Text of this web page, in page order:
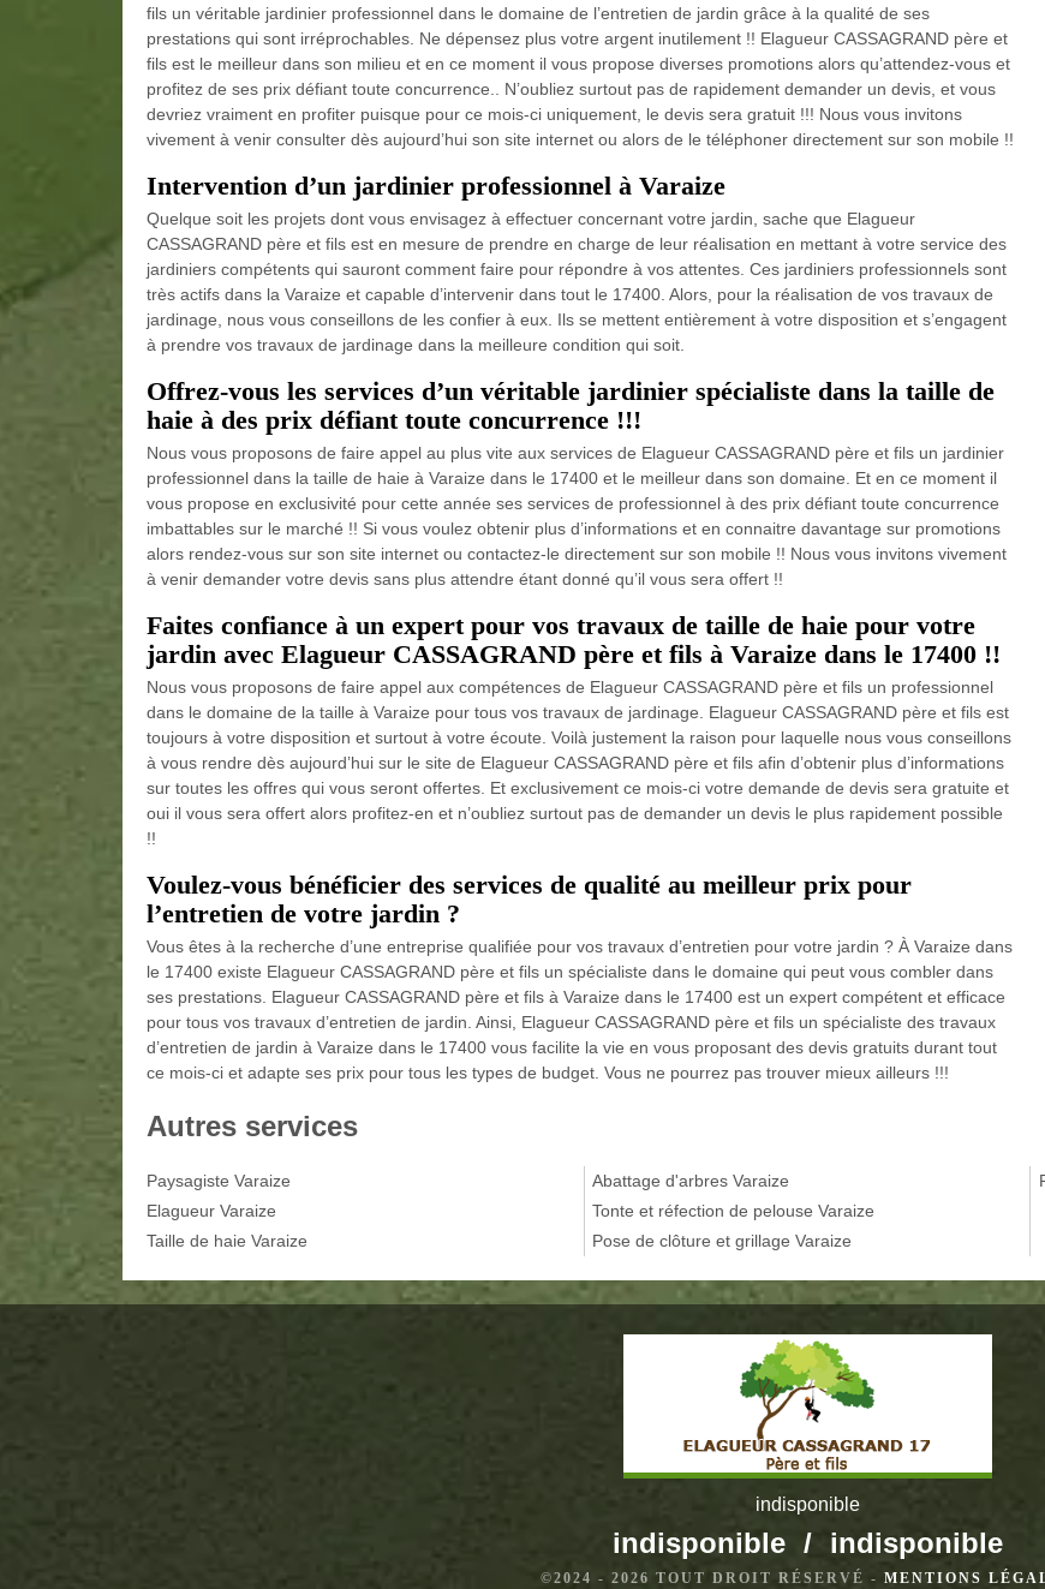
fils un véritable jardinier professionnel dans le domaine de l’entretien de jardin grâce à la qualité de ses
prestations qui sont irréprochables. Ne dépensez plus votre argent inutilement !! Elagueur CASSAGRAND père et
fils est le meilleur dans son milieu et en ce moment il vous propose diverses promotions alors qu’attendez-vous et
profitez de ses prix défiant toute concurrence.. N’oubliez surtout pas de rapidement demander un devis, et vous
devriez vraiment en profiter puisque pour ce mois-ci uniquement, le devis sera gratuit !!! Nous vous invitons
vivement à venir consulter dès aujourd’hui son site internet ou alors de le téléphoner directement sur son mobile !!
Intervention d’un jardinier professionnel à Varaize
Quelque soit les projets dont vous envisagez à effectuer concernant votre jardin, sache que Elagueur
CASSAGRAND père et fils est en mesure de prendre en charge de leur réalisation en mettant à votre service des
jardiniers compétents qui sauront comment faire pour répondre à vos attentes. Ces jardiniers professionnels sont
très actifs dans la Varaize et capable d’intervenir dans tout le 17400. Alors, pour la réalisation de vos travaux de
jardinage, nous vous conseillons de les confier à eux. Ils se mettent entièrement à votre disposition et s’engagent
à prendre vos travaux de jardinage dans la meilleure condition qui soit.
Offrez-vous les services d’un véritable jardinier spécialiste dans la taille de
haie à des prix défiant toute concurrence !!!
Nous vous proposons de faire appel au plus vite aux services de Elagueur CASSAGRAND père et fils un jardinier
professionnel dans la taille de haie à Varaize dans le 17400 et le meilleur dans son domaine. Et en ce moment il
vous propose en exclusivité pour cette année ses services de professionnel à des prix défiant toute concurrence
imbattables sur le marché !! Si vous voulez obtenir plus d’informations et en connaitre davantage sur promotions
alors rendez-vous sur son site internet ou contactez-le directement sur son mobile !! Nous vous invitons vivement
à venir demander votre devis sans plus attendre étant donné qu’il vous sera offert !!
Faites confiance à un expert pour vos travaux de taille de haie pour votre
jardin avec Elagueur CASSAGRAND père et fils à Varaize dans le 17400 !!
Nous vous proposons de faire appel aux compétences de Elagueur CASSAGRAND père et fils un professionnel
dans le domaine de la taille à Varaize pour tous vos travaux de jardinage. Elagueur CASSAGRAND père et fils est
toujours à votre disposition et surtout à votre écoute. Voilà justement la raison pour laquelle nous vous conseillons
à vous rendre dès aujourd’hui sur le site de Elagueur CASSAGRAND père et fils afin d’obtenir plus d’informations
sur toutes les offres qui vous seront offertes. Et exclusivement ce mois-ci votre demande de devis sera gratuite et
oui il vous sera offert alors profitez-en et n’oubliez surtout pas de demander un devis le plus rapidement possible
!!
Voulez-vous bénéficier des services de qualité au meilleur prix pour
l’entretien de votre jardin ?
Vous êtes à la recherche d’une entreprise qualifiée pour vos travaux d’entretien pour votre jardin ? À Varaize dans
le 17400 existe Elagueur CASSAGRAND père et fils un spécialiste dans le domaine qui peut vous combler dans
ses prestations. Elagueur CASSAGRAND père et fils à Varaize dans le 17400 est un expert compétent et efficace
pour tous vos travaux d’entretien de jardin. Ainsi, Elagueur CASSAGRAND père et fils un spécialiste des travaux
d’entretien de jardin à Varaize dans le 17400 vous facilite la vie en vous proposant des devis gratuits durant tout
ce mois-ci et adapte ses prix pour tous les types de budget. Vous ne pourrez pas trouver mieux ailleurs !!!
Autres services
Paysagiste Varaize
Elagueur Varaize
Taille de haie Varaize
Abattage d'arbres Varaize
Tonte et réfection de pelouse Varaize
Pose de clôture et grillage Varaize
indisponible
indisponible / indisponible
©2024 - 2026 TOUT DROIT RÉSERVÉ - MENTIONS